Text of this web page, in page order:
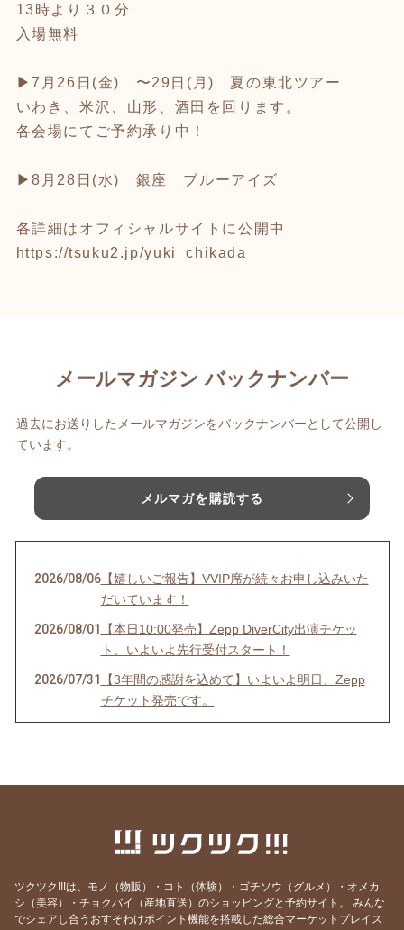
13時より３０分
入場無料
▶︎7月26日(金) 〜29日(月) 夏の東北ツアー
いわき、米沢、山形、酒田を回ります。
各会場にてご予約承り中！
▶︎8月28日(水) 銀座 ブルーアイズ
各詳細はオフィシャルサイトに公開中
https://tsuku2.jp/yuki_chikada
メールマガジン バックナンバー
過去にお送りしたメールマガジンをバックナンバーとして公開し
ています。
メルマガを購読する
2026/08/06【嬉しいご報告】VVIP席が続々お申し込みいた
だいています！
2026/08/01
【本日10:00発売】Zepp DiverCity出演チケッ
ト、いよいよ先行受付スタート！
2026/07/31
【3年間の感謝を込めて】いよいよ明日、Zepp
チケット発売です。
『大人のための子守唄』明日、始まります！
2026/06/18台湾で教えてもらった、豊かな時間
ツクツク!!!は、モノ（物販）・コト（体験）・ゴチソウ（グルメ）・オメカ
シ（美容）・チョクバイ（産地直送）のショッピングと予約サイト。
みんな
でシェアし合うおすそわけポイント機能を搭載した総合マーケットプレイス